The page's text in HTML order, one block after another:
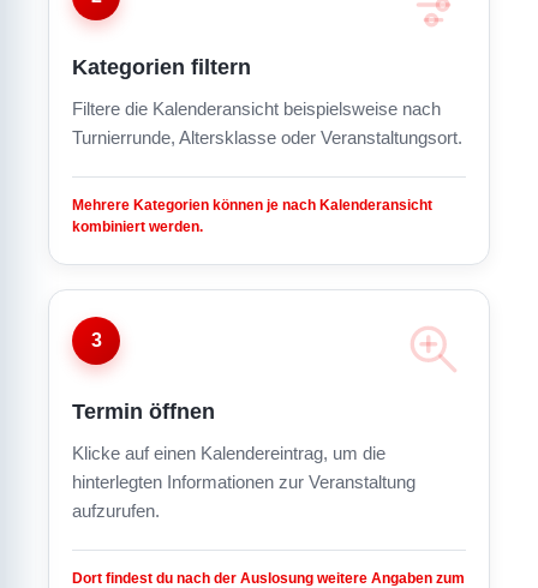
Kategorien filtern
Filtere die Kalenderansicht beispielsweise nach
Turnierrunde, Altersklasse oder Veranstaltungsort.
Mehrere Kategorien können je nach Kalenderansicht
kombiniert werden.
3
Termin öffnen
Klicke auf einen Kalendereintrag, um die
hinterlegten Informationen zur Veranstaltung
aufzurufen.
Dort findest du nach der Auslosung weitere Angaben zum